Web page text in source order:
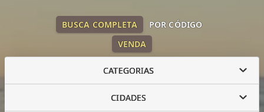
VENDA
BUSCA COMPLETA POR CÓDIGO
CATEGORIAS
CIDADES